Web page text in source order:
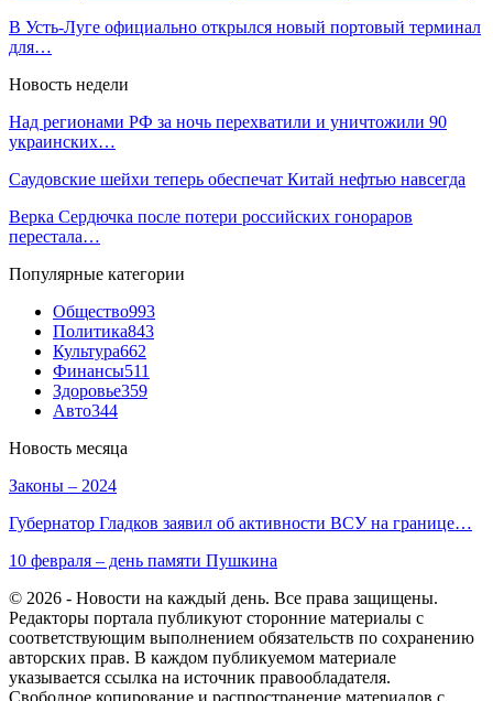
В Усть-Луге официально открылся новый портовый терминал
для…
Новость недели
Над регионами РФ за ночь перехватили и уничтожили 90
украинских…
Саудовские шейхи теперь обеспечат Китай нефтью навсегда
Верка Сердючка после потери российских гонораров
перестала…
Популярные категории
Общество993
Политика843
Культура662
Финансы511
Здоровье359
Авто344
Новость месяца
Законы – 2024
Губернатор Гладков заявил об активности ВСУ на границе…
10 февраля – день памяти Пушкина
© 2026 - Новости на каждый день. Все права защищены.
Редакторы портала публикуют сторонние материалы с
соответствующим выполнением обязательств по сохранению
авторских прав. В каждом публикуемом материале
указывается ссылка на источник правообладателя.
Свободное копирование и распространение материалов с